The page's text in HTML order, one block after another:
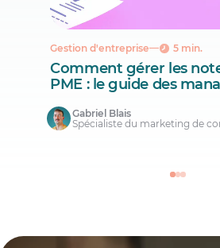
Gestion d'entreprise 5 min.
Comment gérer les
PME : le guide des
Gabriel Blais
Spécialiste du marketing de